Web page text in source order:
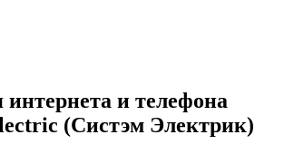
интернета и телефона
(Систэм Электрик)